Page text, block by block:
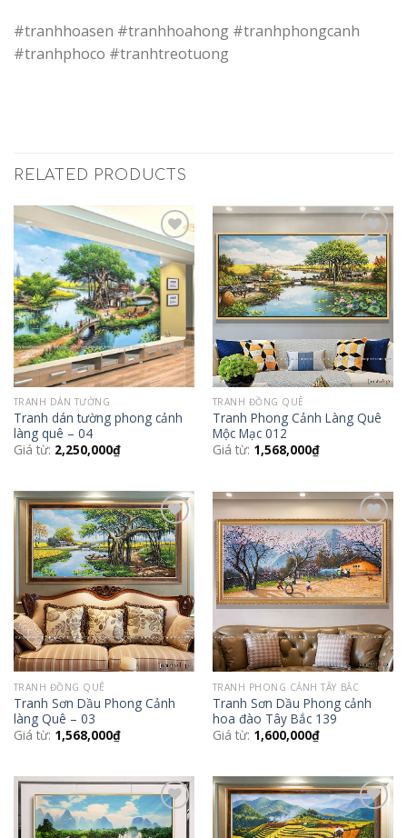
#tranhhoasen #tranhhoahong #tranhphongcanh
#tranhphoco #tranhtreotuong
RELATED PRODUCTS
Add to
Wishlist
TRANH DÁN TƯỜNG
Tranh dán tường phong cảnh
làng quê – 04
Giá từ: 2,250,000₫
Add to
Wishlist
TRANH ĐỒNG QUÊ
Tranh Phong Cảnh Làng Quê
Mộc Mạc 012
Giá từ: 1,568,000₫
Add to
Wishlist
TRANH ĐỒNG QUÊ
Tranh Sơn Dầu Phong Cảnh
làng Quê – 03
Giá từ: 1,568,000₫
Add to
Wishlist
TRANH PHONG CẢNH TÂY BẮC
Tranh Sơn Dầu Phong cảnh
hoa đào Tây Bắc 139
Giá từ: 1,600,000₫
Add to
Wishlist
Add to
Wishlist